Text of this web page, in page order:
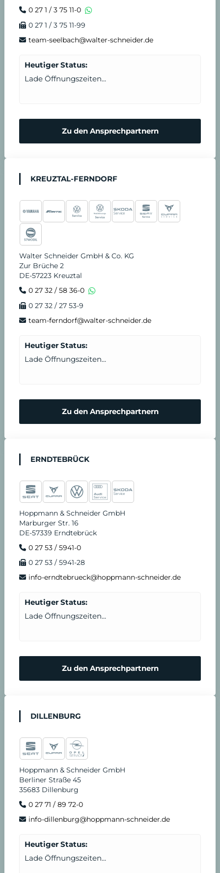
0 27 1 / 3 75 11-0
0 27 1 / 3 75 11-99
team-seelbach@walter-schneider.de
Heutiger Status:
Lade Öffnungszeiten...
Zu den Ansprechpartnern
KREUZTAL-FERNDORF
Walter Schneider GmbH & Co. KG
Zur Brüche 2
DE-57223 Kreuztal
0 27 32 / 58 36-0
0 27 32 / 27 53-9
team-ferndorf@walter-schneider.de
Heutiger Status:
Lade Öffnungszeiten...
Zu den Ansprechpartnern
ERNDTEBRÜCK
Hoppmann & Schneider GmbH
Marburger Str. 16
DE-57339 Erndtebrück
0 27 53 / 5941-0
0 27 53 / 5941-28
info-erndtebrueck@hoppmann-schneider.de
Heutiger Status:
Lade Öffnungszeiten...
Zu den Ansprechpartnern
DILLENBURG
Hoppmann & Schneider GmbH
Berliner Straße 45
35683 Dillenburg
0 27 71 / 89 72-0
info-dillenburg@hoppmann-schneider.de
Heutiger Status:
Lade Öffnungszeiten...